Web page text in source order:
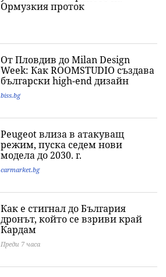
Ормузкия проток
От Пловдив до Milan Design
Week: Как ROOMSTUDIO създава
български high-end дизайн
biss.bg
Peugeot влиза в атакуващ
режим, пуска седем нови
модела до 2030. г.
carmarket.bg
Как е стигнал до България
дронът, който се взриви край
Кардам
Преди 7 часа